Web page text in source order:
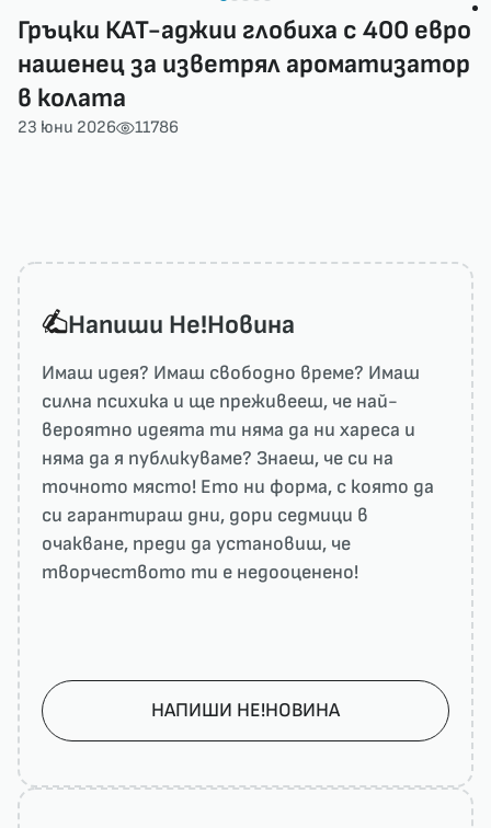
Гръцки КАТ-аджии глобиха с 400 евро
нашенец за изветрял ароматизатор
в колата
23 юни 2026 11786
Напиши He!Новина
Имаш идея? Имаш свободно време? Имаш
силна психика и ще преживееш, че най-
вероятно идеята ти няма да ни харесa и
няма да я публикуваме? Знаеш, че си на
точното място! Ето ни форма, с която да
си гарантираш дни, дори седмици в
очакване, преди да установиш, че
творчеството ти е недооценено!
НАПИШИ НЕ!НОВИНА